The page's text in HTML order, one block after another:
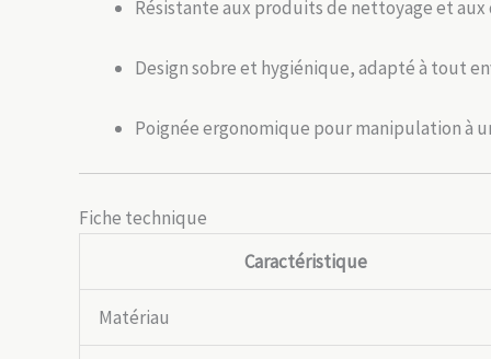
Résistante aux produits de nettoyage et
Design sobre et hygiénique, adapté à tout
Poignée ergonomique pour manipulation à
Fiche technique
Caractéristique
Matériau